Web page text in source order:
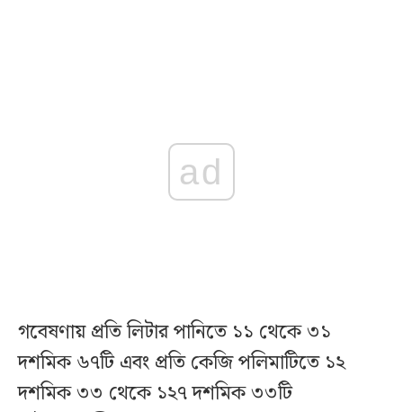
ad
গবেষণায় প্রতি লিটার পানিতে ১১ থেকে ৩১
দশমিক ৬৭টি এবং প্রতি কেজি পলিমাটিতে ১২
দশমিক ৩৩ থেকে ১২৭ দশমিক ৩৩টি